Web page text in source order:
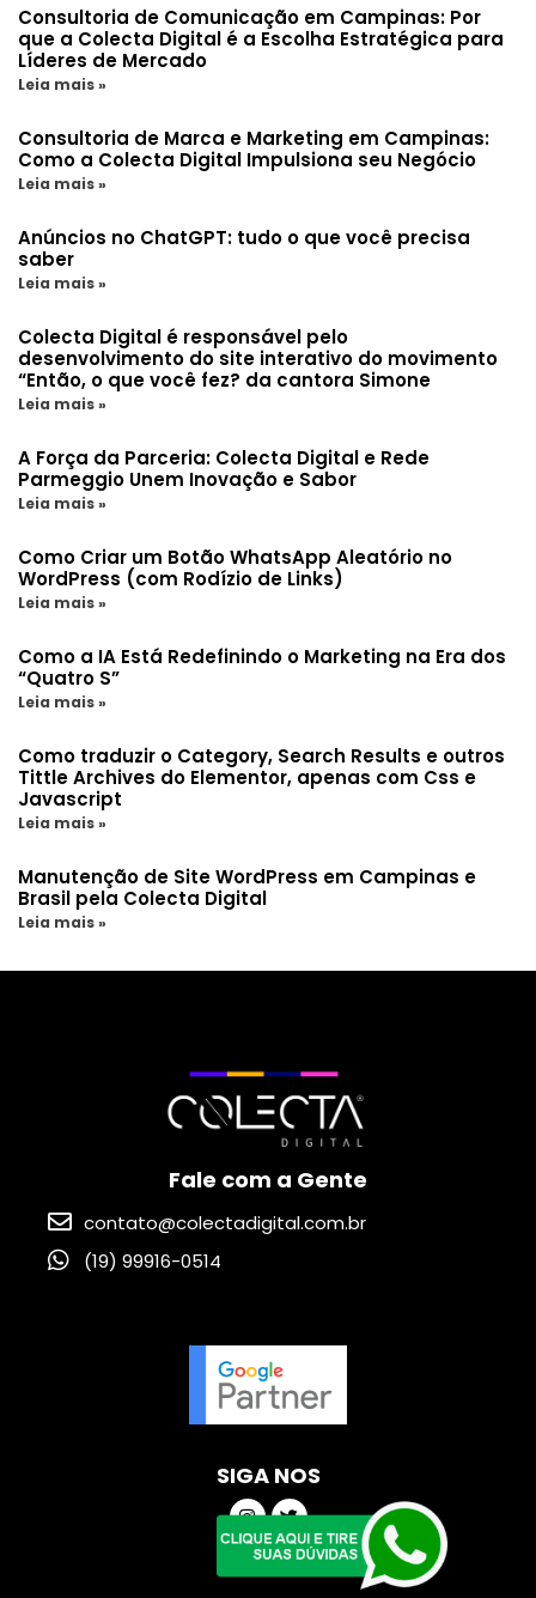
Consultoria de Comunicação em Campinas: Por
que a Colecta Digital é a Escolha Estratégica para
Líderes de Mercado
Leia mais »
Consultoria de Marca e Marketing em Campinas:
Como a Colecta Digital Impulsiona seu Negócio
Leia mais »
Anúncios no ChatGPT: tudo o que você precisa
saber
Leia mais »
Colecta Digital é responsável pelo
desenvolvimento do site interativo do movimento
“Então, o que você fez? da cantora Simone
Leia mais »
A Força da Parceria: Colecta Digital e Rede
Parmeggio Unem Inovação e Sabor
Leia mais »
Como Criar um Botão WhatsApp Aleatório no
WordPress (com Rodízio de Links)
Leia mais »
Como a IA Está Redefinindo o Marketing na Era dos
“Quatro S”
Leia mais »
Como traduzir o Category, Search Results e outros
Tittle Archives do Elementor, apenas com Css e
Javascript
Leia mais »
Manutenção de Site WordPress em Campinas e
Brasil pela Colecta Digital
Leia mais »
Fale com a Gente
contato@colectadigital.com.br
(19) 99916-0514
SIGA NOS